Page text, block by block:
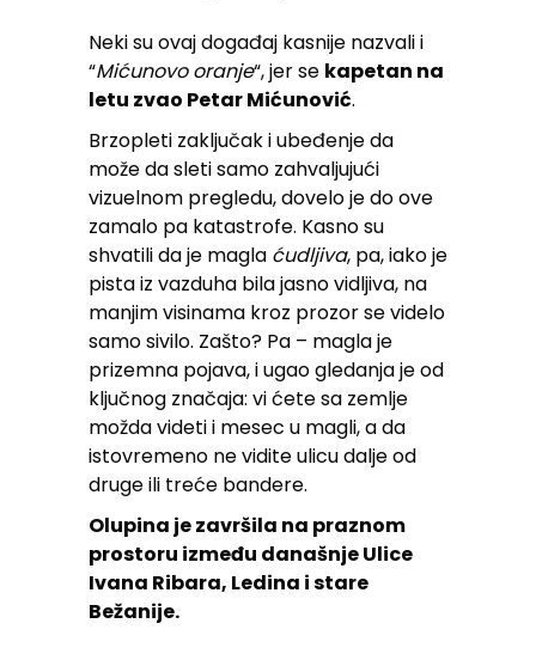
Neki su ovaj događaj kasnije nazvali i
“Mićunovo oranje“, jer se kapetan na
letu zvao Petar Mićunović.
Brzopleti zaključak i ubeđenje da
može da sleti samo zahvaljujući
vizuelnom pregledu, dovelo je do ove
zamalo pa katastrofe. Kasno su
shvatili da je magla ćudljiva, pa, iako je
pista iz vazduha bila jasno vidljiva, na
manjim visinama kroz prozor se videlo
samo sivilo. Zašto? Pa – magla je
prizemna pojava, i ugao gledanja je od
ključnog značaja: vi ćete sa zemlje
možda videti i mesec u magli, a da
istovremeno ne vidite ulicu dalje od
druge ili treće bandere.
Olupina je završila na praznom
prostoru između današnje Ulice
Ivana Ribara, Ledina i stare
Bežanije.